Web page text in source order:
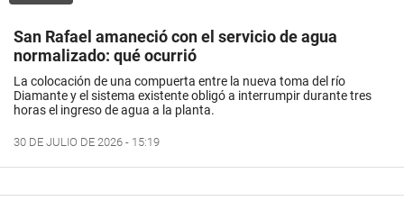
San Rafael amaneció con el servicio de agua
normalizado: qué ocurrió
La colocación de una compuerta entre la nueva toma del río
Diamante y el sistema existente obligó a interrumpir durante tres
horas el ingreso de agua a la planta.
30 DE JULIO DE 2026 - 15:19